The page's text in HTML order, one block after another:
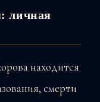
личная
находится
смерти